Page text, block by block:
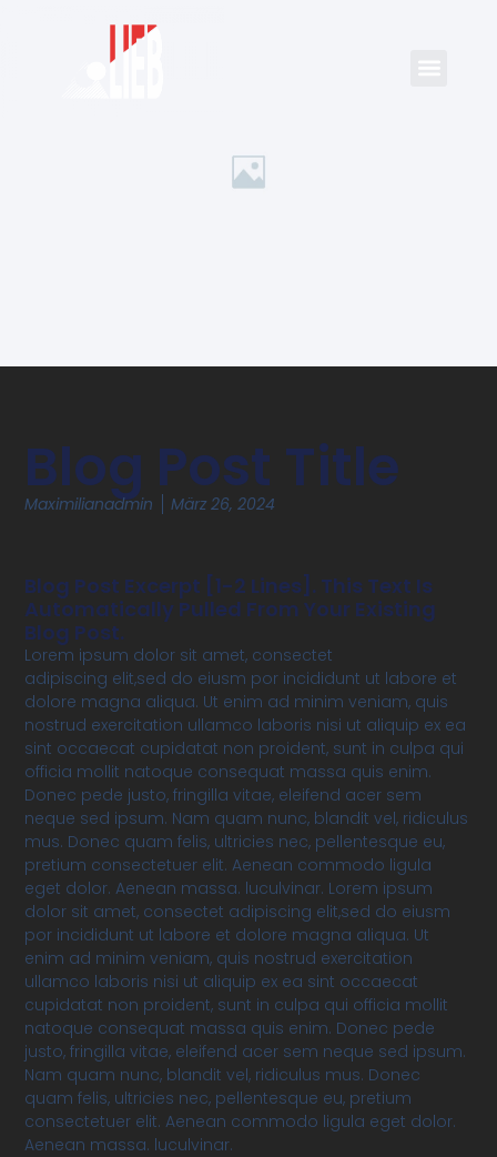
Blog Post Title
Maximilianadmin März 26, 2024
Blog Post Excerpt [1-2 Lines]. This Text Is
Automatically Pulled From Your Existing
Blog Post.
Lorem ipsum dolor sit amet, consectet
adipiscing elit,sed do eiusm por incididunt ut labore et
dolore magna aliqua. Ut enim ad minim veniam, quis
nostrud exercitation ullamco laboris nisi ut aliquip ex ea
sint occaecat cupidatat non proident, sunt in culpa qui
officia mollit natoque consequat massa quis enim.
Donec pede justo, fringilla vitae, eleifend acer sem
neque sed ipsum. Nam quam nunc, blandit vel, ridiculus
mus. Donec quam felis, ultricies nec, pellentesque eu,
pretium consectetuer elit. Aenean commodo ligula
eget dolor. Aenean massa. luculvinar. Lorem ipsum
dolor sit amet, consectet adipiscing elit,sed do eiusm
por incididunt ut labore et dolore magna aliqua. Ut
enim ad minim veniam, quis nostrud exercitation
ullamco laboris nisi ut aliquip ex ea sint occaecat
cupidatat non proident, sunt in culpa qui officia mollit
natoque consequat massa quis enim. Donec pede
justo, fringilla vitae, eleifend acer sem neque sed ipsum.
Nam quam nunc, blandit vel, ridiculus mus. Donec
quam felis, ultricies nec, pellentesque eu, pretium
consectetuer elit. Aenean commodo ligula eget dolor.
Aenean massa. luculvinar.